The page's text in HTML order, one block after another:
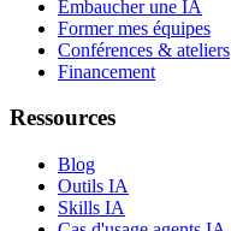
Embaucher une IA
Former mes équipes
Conférences & ateliers
Financement
Ressources
Blog
Outils IA
Skills IA